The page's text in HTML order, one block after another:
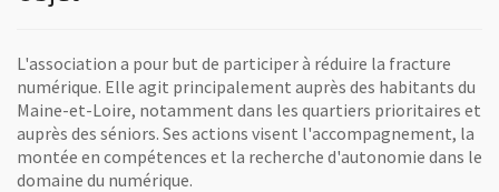
L'association a pour but de participer à réduire la fracture
numérique. Elle agit principalement auprès des habitants du
Maine-et-Loire, notamment dans les quartiers prioritaires et
auprès des séniors. Ses actions visent l'accompagnement, la
montée en compétences et la recherche d'autonomie dans le
domaine du numérique.